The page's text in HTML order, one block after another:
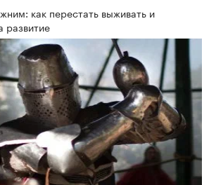
как перестать выживать и
развитие